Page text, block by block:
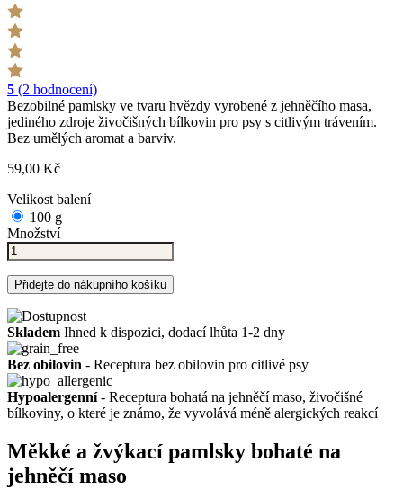
5 (2 hodnocení)
Bezobilné pamlsky ve tvaru hvězdy vyrobené z jehněčího masa,
jediného zdroje živočišných bílkovin pro psy s citlivým trávením.
Bez umělých aromat a barviv.
59,00 Kč
Velikost balení
100 g
Množství
Přidejte do nákupního košíku
Skladem Ihned k dispozici, dodací lhůta 1-2 dny
Bez obilovin - Receptura bez obilovin pro citlivé psy
Hypoalergenní- Receptura bohatá na jehněčí maso, živočišné
bílkoviny, o které je známo, že vyvolává méně alergických reakcí
Měkké a žvýkací pamlsky bohaté na
jehněčí maso